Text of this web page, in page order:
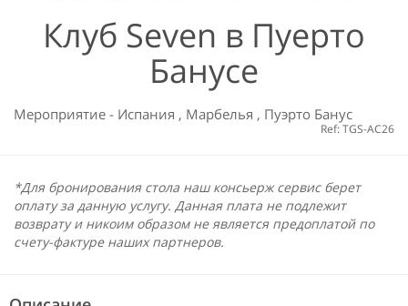
Клуб Seven в Пуерто
Банусе
Мероприятие - Испания , Марбелья , Пуэрто Банус
Ref: TGS-AC26
*Для бронирования стола наш консьерж сервис берет
оплату за данную услугу. Данная плата не подлежит
возврату и никоим образом не является предоплатой по
счету-фактуре наших партнеров.